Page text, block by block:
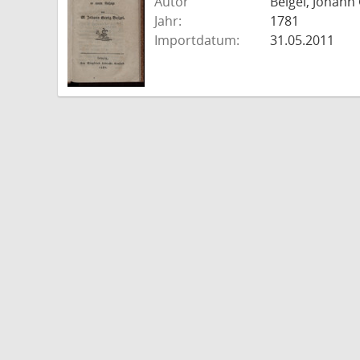
Jahr:
1781
Importdatum:
31.05.2011